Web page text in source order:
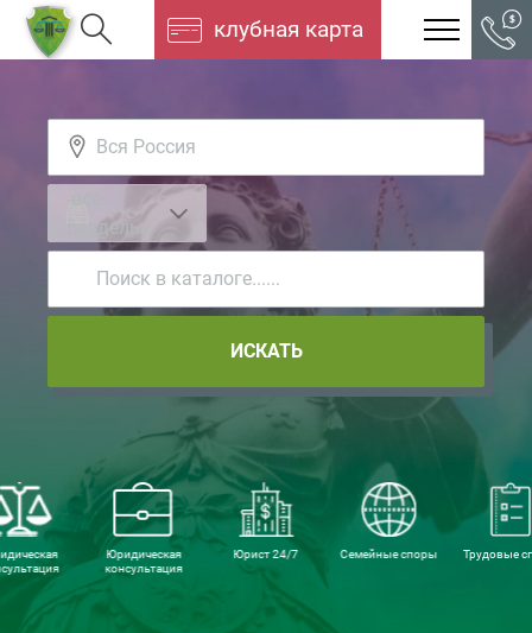
клубная карта
ИСКАТЬ
Юридическая
консультация
Юрист 24/7 Семейные споры Трудовые